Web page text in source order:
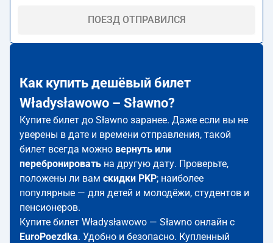
ПОЕЗД ОТПРАВИЛСЯ
Как купить дешёвый билет
Władysławowo – Sławno?
Купите билет до Sławno заранее. Даже если вы не
уверены в дате и времени отправления, такой
билет всегда можно вернуть или
перебронировать на другую дату. Проверьте,
положены ли вам скидки PKP; наиболее
популярные — для детей и молодёжи, студентов и
пенсионеров.
Купите билет Władysławowo — Sławno онлайн с
EuroPoezdka. Удобно и безопасно. Купленный